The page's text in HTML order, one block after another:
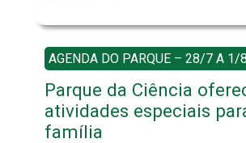
AGENDA DO PARQUE – 28/7 A 1/8
Parque da Ciência
atividades especiais
família